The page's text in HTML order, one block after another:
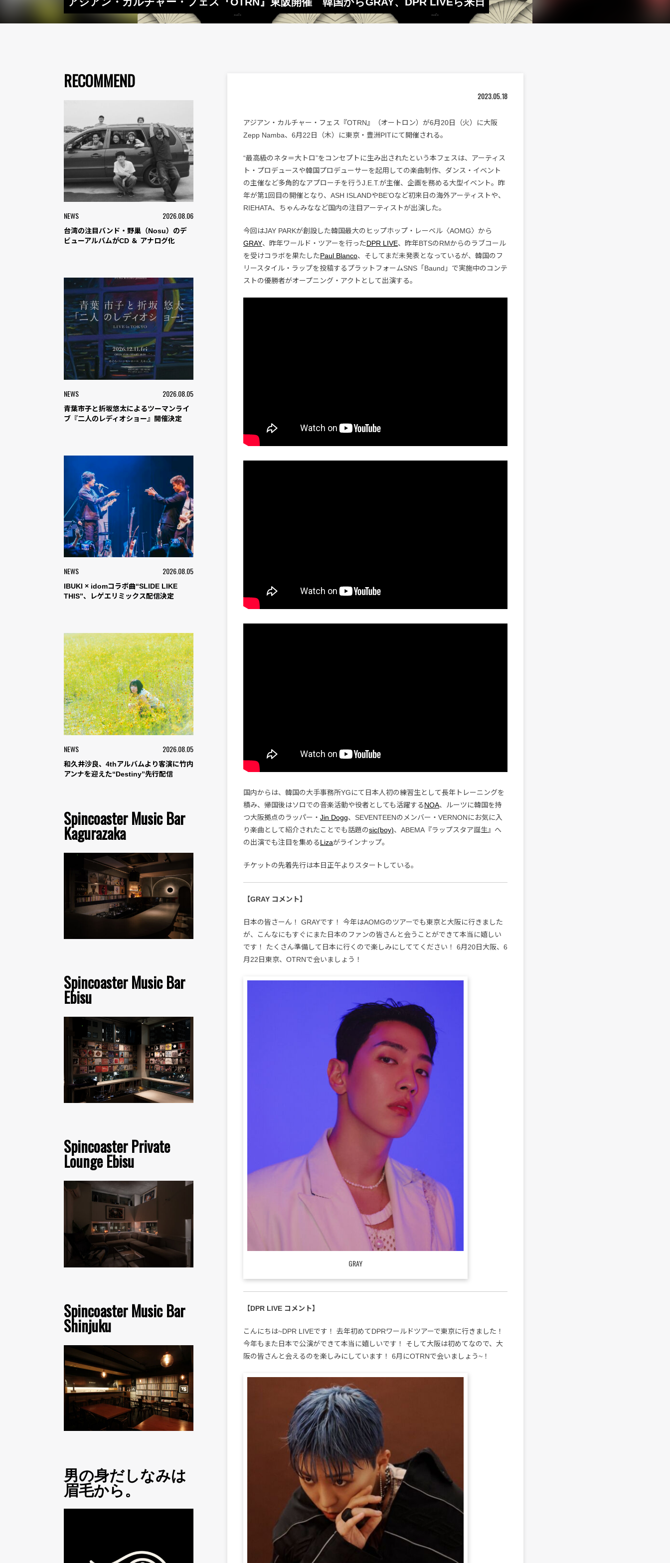
RECOMMEND
NEWS 2026.08.06
台湾の注目バンド・野巢（Nosu）のデ
ビューアルバムがCD ＆ アナログ化
NEWS 2026.08.05
青葉市子と折坂悠太によるツーマンライ
ブ『二人のレディオショー』開催決定
NEWS 2026.08.05
IBUKI × idomコラボ曲“SLIDE LIKE
THIS”、レゲエリミックス配信決定
NEWS 2026.08.05
和久井沙良、4thアルバムより客演に竹内
アンナを迎えた“Destiny”先行配信
Spincoaster Music Bar
Kagurazaka
Spincoaster Music Bar
Ebisu
Spincoaster Private
Lounge Ebisu
Spincoaster Music Bar
Shinjuku
男の身だしなみは
眉毛から。
2023.05.18
アジアン・カルチャー・フェス『OTRN』（オートロン）が6月20日（火）に大阪
Zepp Namba、6月22日（木）に東京・豊洲PITにて開催される。
“最高級のネタ＝大トロ”をコンセプトに生み出されたという本フェスは、アーティス
ト・プロデュースや韓国プロデューサーを起用しての楽曲制作、ダンス・イベント
の主催など多角的なアプローチを行うJ.E.T.が主催、企画を務める大型イベント。昨
年が第1回目の開催となり、ASH ISLANDやBE’Oなど初来日の海外アーティストや、
RIEHATA、ちゃんみななど国内の注目アーティストが出演した。
今回はJAY PARKが創設した韓国最大のヒップホップ・レーベル〈AOMG〉から
GRAY、昨年ワールド・ツアーを行ったDPR LIVE、昨年BTSのRMからのラブコール
を受けコラボを果たしたPaul Blanco、そしてまだ未発表となっているが、韓国のフ
リースタイル・ラップを投稿するプラットフォームSNS「Baund」で実施中のコンテ
ストの優勝者がオープニング・アクトとして出演する。
国内からは、韓国の大手事務所YGにて日本人初の練習生として長年トレーニングを
積み、帰国後はソロでの音楽活動や役者としても活躍するNOA、ルーツに韓国を持
つ大阪拠点のラッパー・ Jin Dogg、SEVENTEENのメンバー・VERNONにお気に入
り楽曲として紹介されたことでも話題のsic(boy)、ABEMA『ラップスタア誕生』へ
の出演でも注目を集めるLizaがラインナップ。
チケットの先着先行は本日正午よりスタートしている。
【GRAY コメント】
日本の皆さーん！ GRAYです！ 今年はAOMGのツアーでも東京と大阪に行きました
が、こんなにもすぐにまた日本のファンの皆さんと会うことができて本当に嬉しい
です！ たくさん準備して日本に行くので楽しみにしててください！ 6月20日大阪、6
月22日東京、OTRNで会いましょう！
GRAY
【DPR LIVE コメント】
こんにちは~DPR LIVEです！ 去年初めてDPRワールドツアーで東京に行きました！
今年もまた日本で公演ができて本当に嬉しいです！ そして大阪は初めてなので、大
阪の皆さんと会えるのを楽しみにしています！ 6月にOTRNで会いましょう~！